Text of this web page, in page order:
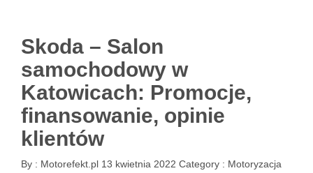
Skoda – Salon
samochodowy w
Katowicach: Promocje,
finansowanie, opinie
klientów
By : Motorefekt.pl 13 kwietnia 2022 Category : Motoryzacja